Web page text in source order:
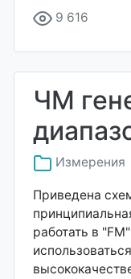
9 616
ЧМ
Измерения
Приведена
работать в